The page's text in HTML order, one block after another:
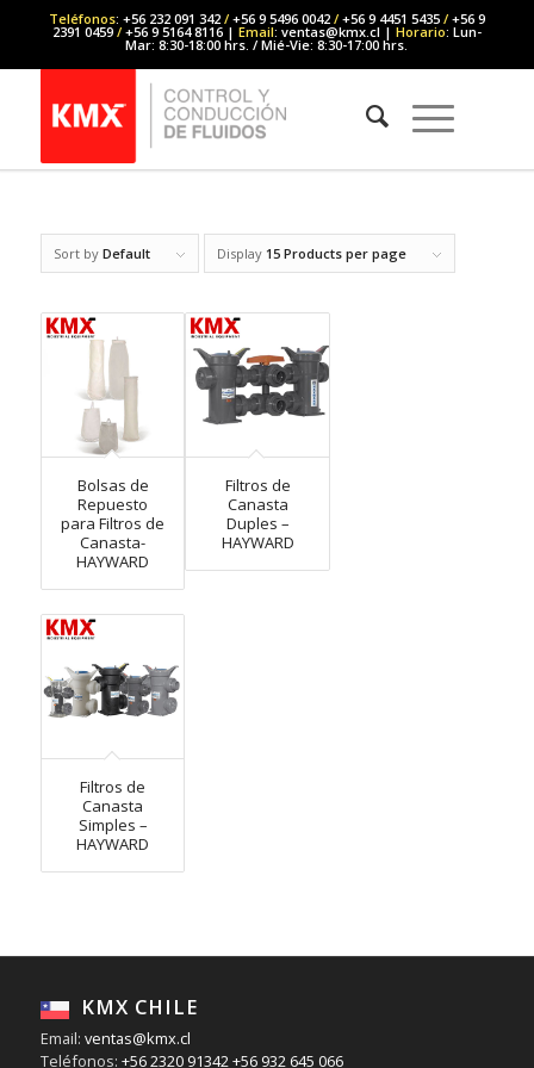
Teléfonos: +56 232 091 342 /+56 9 5496 0042 /+56 9 4451 5435 /+56 9
2391 0459 /+56 9 5164 8116 | Email: ventas@kmx.cl | Horario: Lun-
Mar: 8:30-18:00 hrs. / Mié-Vie: 8:30-17:00 hrs.
Sort by Default Display 15 Products per page
Bolsas de
Repuesto
para Filtros de
Canasta-
HAYWARD
Filtros de
Canasta
Duples –
HAYWARD
Filtros de
Canasta
Simples –
HAYWARD
KMX CHILE
Email: ventas@kmx.cl
Teléfonos: +56 2320 91342+56 932 645 066